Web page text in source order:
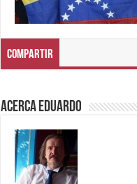
Compartir
Acerca eduardo